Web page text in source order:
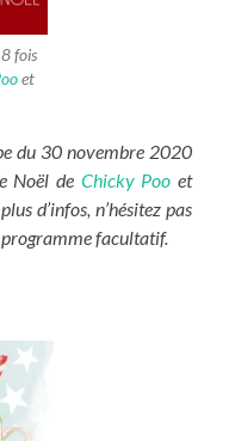
fois
et
du 30 novembre 2020
Noël de Chicky Poo et
d’infos, n’hésitez pas
facultatif.